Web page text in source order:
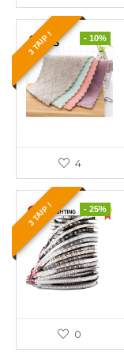
3 TAIP ! - 10%
4
3 TAIP ! - 25%
0